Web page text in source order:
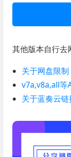
其他版本自行
关于网盘限制
v7a,v8a,all等
关于蓝奏云